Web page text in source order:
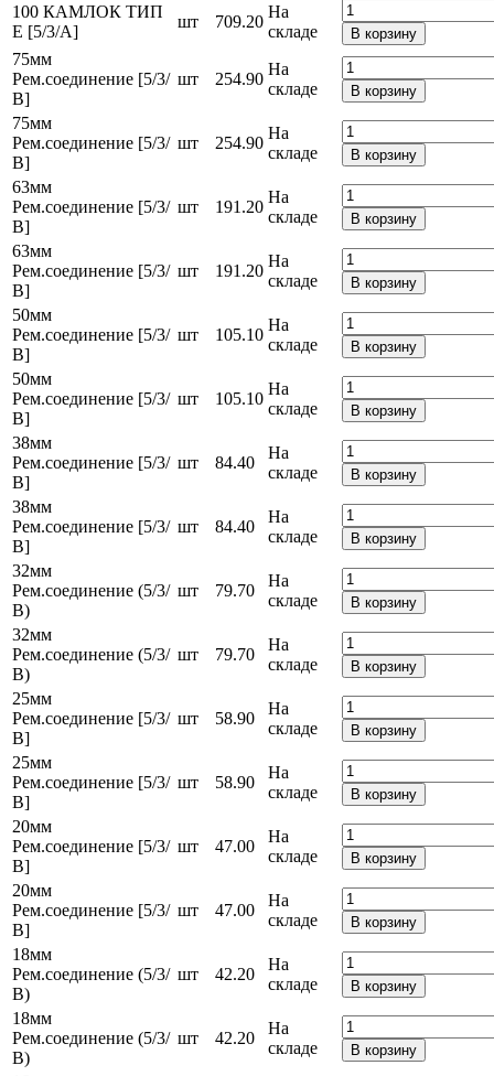
100 КАМЛОК ТИП
Е [5/3/A]
шт 709.20
На
складе
В корзину
75мм
Рем.соединение [5/3/
В]
шт 254.90
На
складе
В корзину
75мм
Рем.соединение [5/3/
В]
шт 254.90
На
складе
В корзину
63мм
Рем.соединение [5/3/
В]
шт 191.20
На
складе
В корзину
63мм
Рем.соединение [5/3/
В]
шт 191.20
На
складе
В корзину
50мм
Рем.соединение [5/3/
В]
шт 105.10
На
складе
В корзину
50мм
Рем.соединение [5/3/
В]
шт 105.10
На
складе
В корзину
38мм
Рем.соединение [5/3/
В]
шт 84.40
На
складе
В корзину
38мм
Рем.соединение [5/3/
В]
шт 84.40
На
складе
В корзину
32мм
Рем.соединение (5/3/
В)
шт 79.70
На
складе
В корзину
32мм
Рем.соединение (5/3/
В)
шт 79.70
На
складе
В корзину
25мм
Рем.соединение [5/3/
В]
шт 58.90
На
складе
В корзину
25мм
Рем.соединение [5/3/
В]
шт 58.90
На
складе
В корзину
20мм
Рем.соединение [5/3/
В]
шт 47.00
На
складе
В корзину
20мм
Рем.соединение [5/3/
В]
шт 47.00
На
складе
В корзину
18мм
Рем.соединение (5/3/
В)
шт 42.20
На
складе
В корзину
18мм
Рем.соединение (5/3/
В)
шт 42.20
На
складе
В корзину